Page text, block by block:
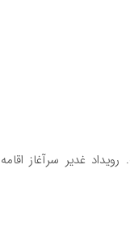
غدیر سرآغاز اقامه